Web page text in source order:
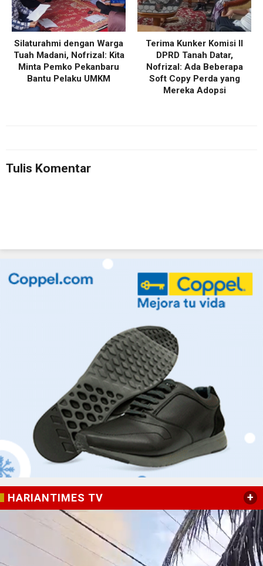
Silaturahmi dengan Warga
Tuah Madani, Nofrizal: Kita
Minta Pemko Pekanbaru
Bantu Pelaku UMKM
Terima Kunker Komisi II
DPRD Tanah Datar,
Nofrizal: Ada Beberapa
Soft Copy Perda yang
Mereka Adopsi
Tulis Komentar
HARIANTIMES TV +